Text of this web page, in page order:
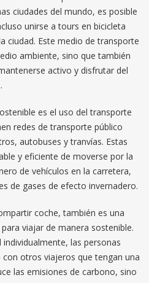
ciudades del mundo, es posible
unirse a tours en bicicleta
ciudad. Este medio de transporte
ambiente, sino que también
activo y disfrutar del
es el uso del transporte
redes de transporte público
autobuses y tranvías. Estas
y eficiente de moverse por la
de vehículos en la carretera,
de gases de efecto invernadero.
coche, también es una
viajar de manera sostenible.
las personas
otros viajeros que tengan una
las emisiones de carbono, sino